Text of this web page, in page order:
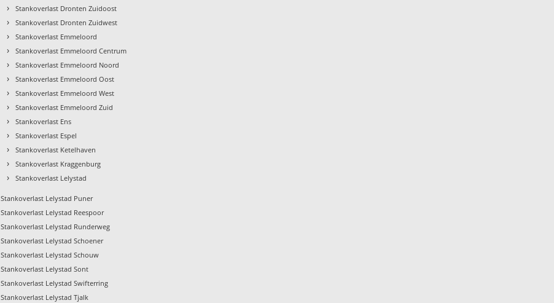
› Stankoverlast Dronten Zuidoost
› Stankoverlast Dronten Zuidwest
› Stankoverlast Emmeloord
› Stankoverlast Emmeloord Centrum
› Stankoverlast Emmeloord Noord
› Stankoverlast Emmeloord Oost
› Stankoverlast Emmeloord West
› Stankoverlast Emmeloord Zuid
› Stankoverlast Ens
› Stankoverlast Espel
› Stankoverlast Ketelhaven
› Stankoverlast Kraggenburg
› Stankoverlast Lelystad
Stankoverlast Lelystad Puner
Stankoverlast Lelystad Reespoor
Stankoverlast Lelystad Runderweg
Stankoverlast Lelystad Schoener
Stankoverlast Lelystad Schouw
Stankoverlast Lelystad Sont
Stankoverlast Lelystad Swifterring
Stankoverlast Lelystad Tjalk